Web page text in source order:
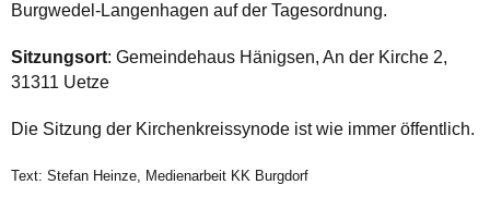
Burgwedel-Langenhagen auf der Tagesordnung.
Sitzungsort: Gemeindehaus Hänigsen, An der Kirche 2,
31311 Uetze
Die Sitzung der Kirchenkreissynode ist wie immer öffentlich.
Text: Stefan Heinze, Medienarbeit KK Burgdorf